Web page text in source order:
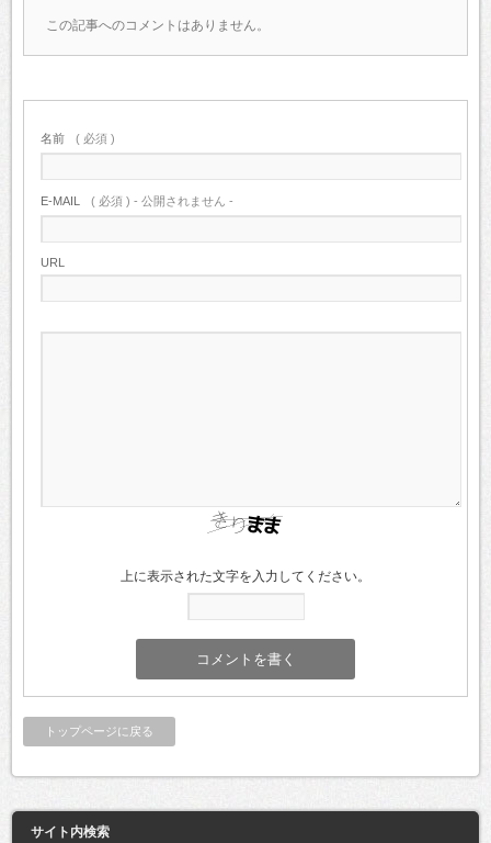
この記事へのコメントはありません。
名前 ( 必須 )
E-MAIL ( 必須 ) - 公開されません -
URL
上に表示された文字を入力してください。
トップページに戻る
サイト内検索